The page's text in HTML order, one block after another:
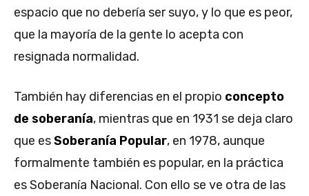
espacio que no debería ser suyo, y lo que es peor,
que la mayoría de la gente lo acepta con
resignada normalidad.
También hay diferencias en el propio concepto
de soberanía, mientras que en 1931 se deja claro
que esSoberanía Popular, en 1978, aunque
formalmente también es popular, en la práctica
es Soberanía Nacional. Con ello se ve otra de las